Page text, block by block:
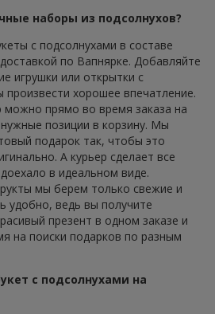
наборы из подсолнухов?
с подсолнухами в составе
по Вапнярке. Добавляйте
игрушки или открытки с
хорошее впечатление.
можно прямо во время заказа на
позиции в корзину. Мы
подарок так, чтобы это
А курьер сделает все
в идеальном виде.
мы берем только свежие и
удобно, ведь вы получите
презент в одном заказе и
на поиски подарков по разным
с подсолнухами на